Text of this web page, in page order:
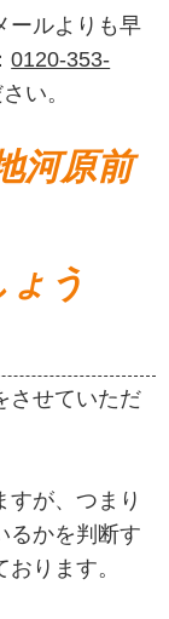
ールよりも早
0120-353-
い。
河原前
う
させていただ
すが、つまり
るかを判断す
ります。